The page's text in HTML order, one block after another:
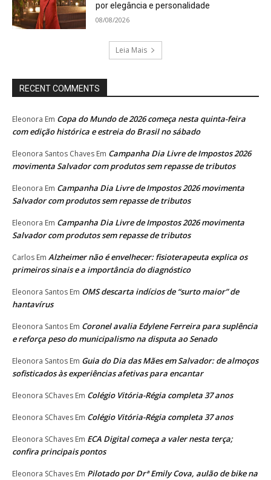
por elegância e personalidade
08/08/2026
Leia Mais
RECENT COMMENTS
Eleonora Em Copa do Mundo de 2026 começa nesta quinta-feira
com edição histórica e estreia do Brasil no sábado
Eleonora Santos Chaves Em Campanha Dia Livre de Impostos 2026
movimenta Salvador com produtos sem repasse de tributos
Eleonora Em Campanha Dia Livre de Impostos 2026 movimenta
Salvador com produtos sem repasse de tributos
Eleonora Em Campanha Dia Livre de Impostos 2026 movimenta
Salvador com produtos sem repasse de tributos
Carlos Em Alzheimer não é envelhecer: fisioterapeuta explica os
primeiros sinais e a importância do diagnóstico
Eleonora Santos Em OMS descarta indícios de “surto maior” de
hantavírus
Eleonora Santos Em Coronel avalia Edylene Ferreira para suplência
e reforça peso do municipalismo na disputa ao Senado
Eleonora Santos Em Guia do Dia das Mães em Salvador: de almoços
sofisticados às experiências afetivas para encantar
Eleonora SChaves Em Colégio Vitória-Régia completa 37 anos
Eleonora SChaves Em Colégio Vitória-Régia completa 37 anos
Eleonora SChaves Em ECA Digital começa a valer nesta terça;
confira principais pontos
Eleonora SChaves Em Pilotado por Drª Emily Cova, aulão de bike na